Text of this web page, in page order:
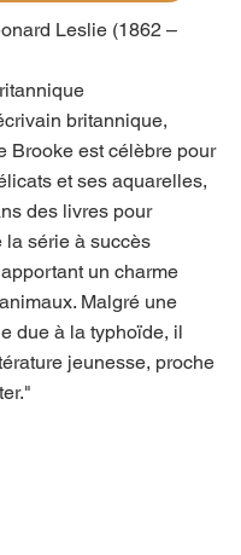
Leslie (1862 –
britannique,
Brooke est célèbre pour
et ses aquarelles,
des livres pour
la série à succès
un charme
Malgré une
due à la typhoïde, il
jeunesse, proche